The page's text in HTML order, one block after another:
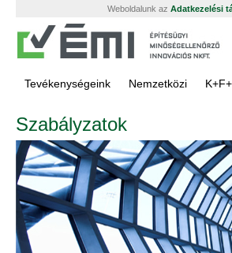
Weboldalunk az Adatkezelési
Tevékenységeink Nemzetközi
Szabályzatok